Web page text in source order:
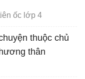
ốc lớp 4
thuộc chủ
thân